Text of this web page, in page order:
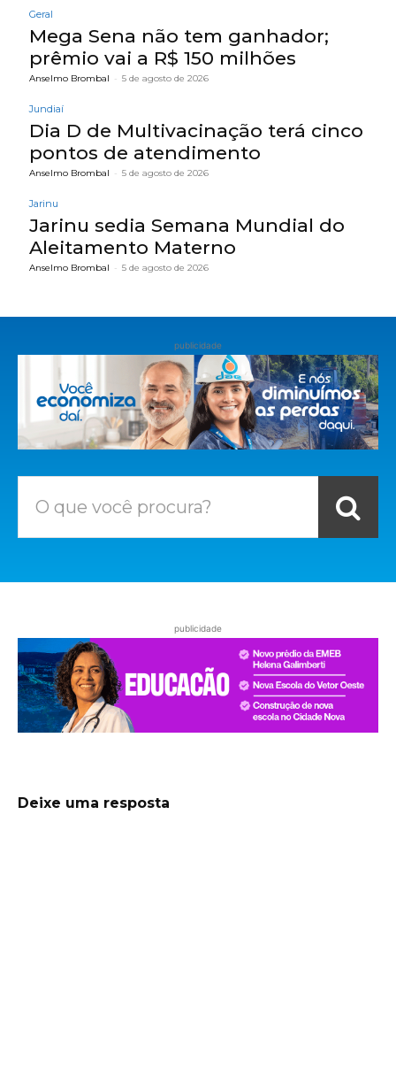
Geral
Mega Sena não tem ganhador;
prêmio vai a R$ 150 milhões
Anselmo Brombal - 5 de agosto de 2026
Jundiaí
Dia D de Multivacinação terá cinco
pontos de atendimento
Anselmo Brombal - 5 de agosto de 2026
Jarinu
Jarinu sedia Semana Mundial do
Aleitamento Materno
Anselmo Brombal - 5 de agosto de 2026
publicidade
O que você procura?
publicidade
Deixe uma resposta